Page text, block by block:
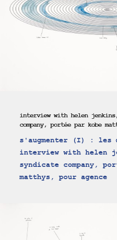
interview with helen
company, portée par kobe
s'augmenter (I) : les
interview with helen
syndicate company,
matthys, pour agence